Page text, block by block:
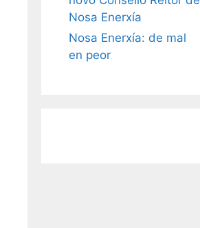
Nosa Enerxía
Nosa Enerxía: de mal
en peor